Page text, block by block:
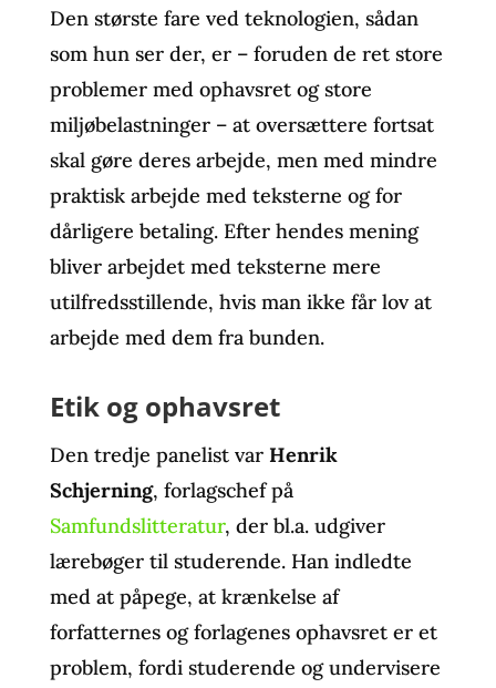
Den største fare ved teknologien, sådan
som hun ser der, er – foruden de ret store
problemer med ophavsret og store
miljøbelastninger – at oversættere fortsat
skal gøre deres arbejde, men med mindre
praktisk arbejde med teksterne og for
dårligere betaling. Efter hendes mening
bliver arbejdet med teksterne mere
utilfredsstillende, hvis man ikke får lov at
arbejde med dem fra bunden.
Etik og ophavsret
Den tredje panelist var Henrik
Schjerning, forlagschef på
Samfundslitteratur, der bl.a. udgiver
lærebøger til studerende. Han indledte
med at påpege, at krænkelse af
forfatternes og forlagenes ophavsret er et
problem, fordi studerende og undervisere